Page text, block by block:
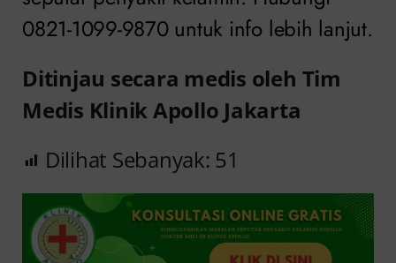
0821-1099-9870 untuk info lebih lanjut.
Ditinjau secara medis oleh Tim
Medis Klinik Apollo Jakarta
Dilihat Sebanyak: 51